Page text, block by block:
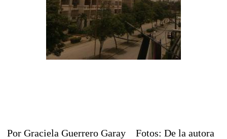
Por Graciela Guerrero Garay Fotos: De la autora